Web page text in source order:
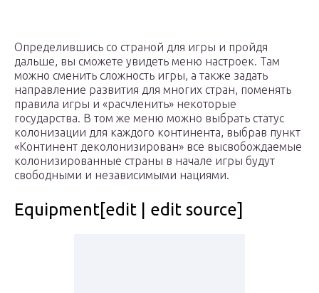
Определившись со страной для игры и пройдя
дальше, вы сможете увидеть меню настроек. Там
можно сменить сложность игры, а также задать
направление развития для многих стран, поменять
правила игры и «расчленить» некоторые
государства. В том же меню можно выбрать статус
колонизации для каждого континента, выбрав пункт
«Континент деколонизирован» все высвобождаемые
колонизированные страны в начале игры будут
свободными и независимыми нациями.
Equipment[edit | edit source]